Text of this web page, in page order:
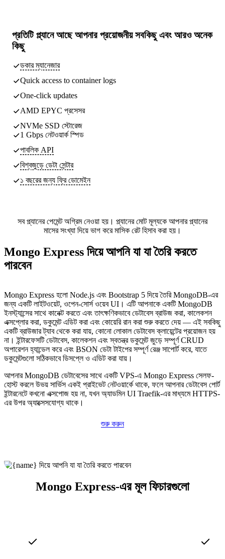
প্রতিটি প্ল্যানে আছেআপনার প্রয়োজনীয় সবকিছুএবং আরও অনেক
কিছু
ডকার ম্যানেজার
Quick access to container logs
One-click updates
AMD EPYC প্রসেসর
NVMe SSD স্টোরেজ
1 Gbps নেটওয়ার্ক স্পিড
পাবলিক API
বিশ্বজুড়ে ডেটা সেন্টার
১ বছরের জন্য ফ্রি ডোমেইন
সব প্ল্যানের পেমেন্ট অগ্রিম নেওয়া হয়। প্ল্যানের মোট মূল্যকে আপনার প্ল্যানের
মাসের সংখ্যা দিয়ে ভাগ করে মাসিক রেট হিসাব করা হয়।
Mongo Express দিয়ে আপনি যা যা তৈরি করতে
পারবেন
Mongo Express হলো Node.js এবং Bootstrap 5 দিয়ে তৈরি MongoDB-এর
জন্য একটি লাইটওয়েট, ওপেন-সোর্স ওয়েব UI। এটি আপনাকে একটি MongoDB
ইনস্ট্যান্সের সাথে কানেক্ট করতে এবং তাৎক্ষণিকভাবে ডেটাবেস ব্রাউজ করা, কালেকশন
এক্সপ্লোর করা, ডকুমেন্ট এডিট করা এবং কোয়েরি রান করা শুরু করতে দেয় — এই সবকিছু
একটি ব্রাউজার ট্যাব থেকে করা যায়, কোনো লোকাল ডেটাবেস ক্লায়েন্টের প্রয়োজন হয়
না। ইন্টারফেসটি ডেটাবেস, কালেকশন এবং স্বতন্ত্র ডকুমেন্ট জুড়ে সম্পূর্ণ CRUD
অপারেশন হ্যান্ডেল করে এবং BSON ডেটা টাইপের সম্পূর্ণ রেঞ্জ সাপোর্ট করে, যাতে
ডকুমেন্টগুলো সঠিকভাবে ডিসপ্লে ও এডিট করা যায়।
আপনার MongoDB ডেটাবেসের সাথে একটি VPS-এ Mongo Express সেলফ-
হোস্ট করলে উভয় সার্ভিস একই প্রাইভেট নেটওয়ার্কে থাকে, ফলে আপনার ডেটাবেস পোর্ট
ইন্টারনেটে কখনো এক্সপোজ হয় না, যখন অ্যাডমিন UI Traefik-এর মাধ্যমে HTTPS-
এর উপর অ্যাক্সেসযোগ্য থাকে।
শুরু করুন
Mongo Express-এর মূল ফিচারগুলো